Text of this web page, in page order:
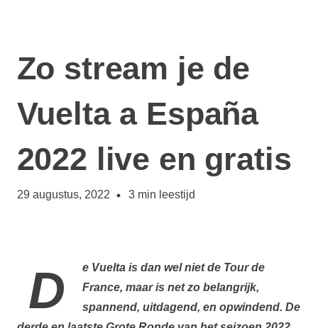
Zo stream je de
Vuelta a España
2022 live en gratis
29 augustus, 2022 3 min leestijd
De Vueltais dan wel niet de Tour de
France, maar is net zo belangrijk,
spannend, uitdagend, en opwindend. De